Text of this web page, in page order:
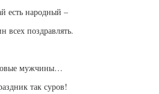
есть народный –
всех поздравлять.
мужчины…
так суров!